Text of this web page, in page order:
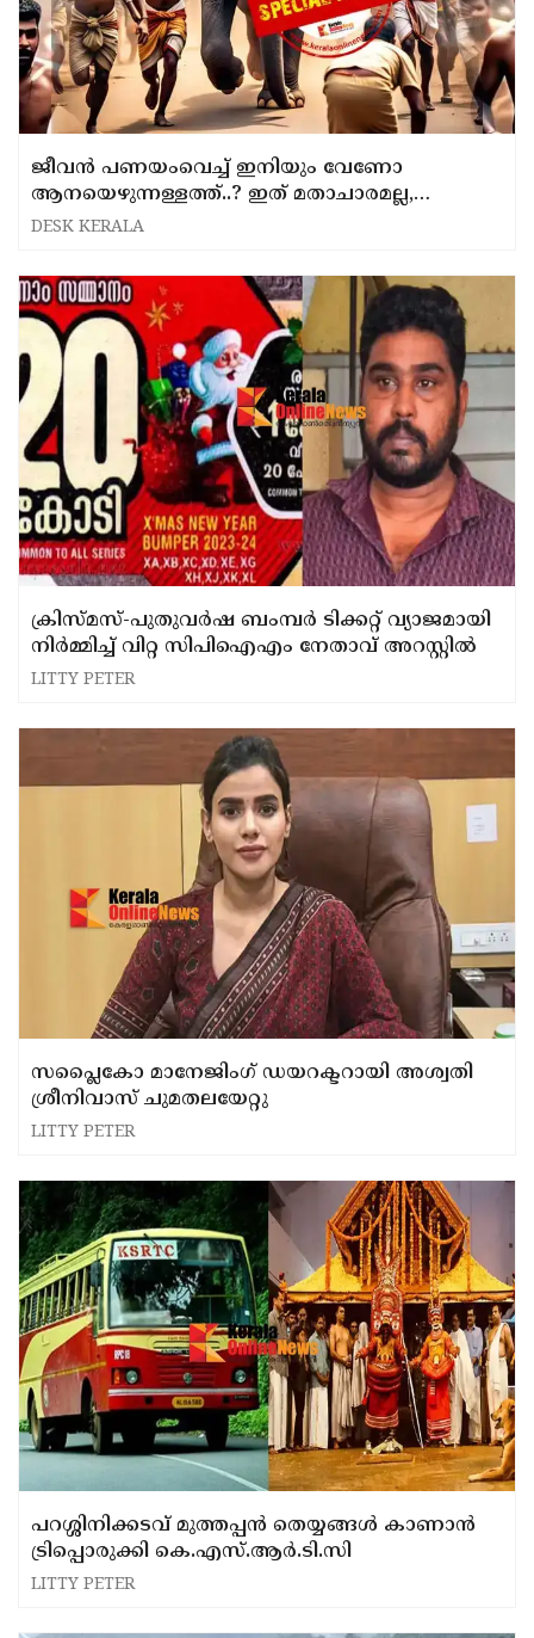
ജീവന്‍ പണയംവെച്ച് ഇനിയും വേണോ
ആനയെഴുന്നള്ളത്ത്..? ഇത് മതാചാരമല്ല,
കോടികളൊഴുകുന്ന ബിസിനസ്, ആന
അക്രമിച്ചേക്കാം
DESK KERALA
ക്രിസ്മസ്-പുതുവര്‍ഷ ബംമ്പര്‍ ടിക്കറ്റ് വ്യാജമായി
നിര്‍മ്മിച്ച് വിറ്റ സിപിഐഎം നേതാവ് അറസ്റ്റില്‍
LITTY PETER
സപ്ലൈകോ മാനേജിംഗ് ഡയറക്ടറായി അശ്വതി
ശ്രീനിവാസ് ചുമതലയേറ്റു
LITTY PETER
പറശ്ശിനിക്കടവ് മുത്തപ്പന്‍ തെയ്യങ്ങള്‍ കാണാന്‍
ട്രിപ്പൊരുക്കി കെ.എസ്.ആര്‍.ടി.സി
LITTY PETER